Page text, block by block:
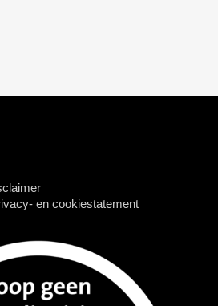
en cookiestatement